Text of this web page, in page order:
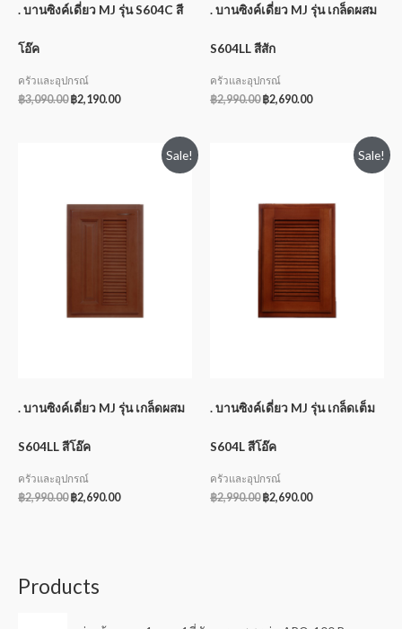
. บานซิงค์เดี่ยว MJ รุ่น S604C สี
โอ๊ค
ครัวและอุปกรณ์
฿3,090.00 ฿2,190.00
. บานซิงค์เดี่ยว MJ รุ่น เกล็ดผสม
S604LL สีสัก
ครัวและอุปกรณ์
฿2,990.00 ฿2,690.00
Sale!
. บานซิงค์เดี่ยว MJ รุ่น เกล็ดผสม
S604LL สีโอ๊ค
ครัวและอุปกรณ์
฿2,990.00 ฿2,690.00
Sale!
. บานซิงค์เดี่ยว MJ รุ่น เกล็ดเต็ม
S604L สีโอ๊ค
ครัวและอุปกรณ์
฿2,990.00 ฿2,690.00
Products